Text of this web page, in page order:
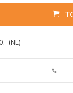
(NL)